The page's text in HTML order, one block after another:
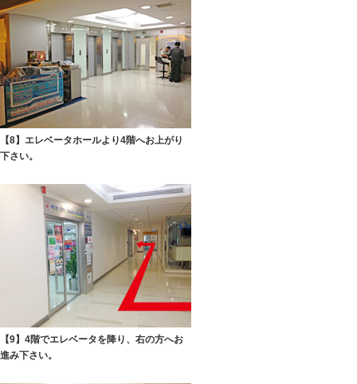
【8】エレベータホールより4階へお上がり
下さい。
【9】4階でエレベータを降り、右の方へお
進み下さい。